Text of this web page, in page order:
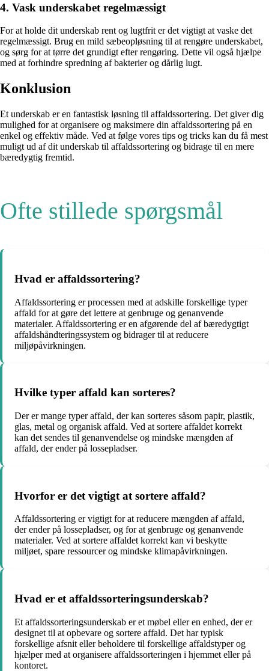
4. Vask underskabet regelmæssigt
For at holde dit underskab rent og lugtfrit er det vigtigt at vaske det
regelmæssigt. Brug en mild sæbeopløsning til at rengøre underskabet,
og sørg for at tørre det grundigt efter rengøring. Dette vil også hjælpe
med at forhindre spredning af bakterier og dårlig lugt.
Konklusion
Et underskab er en fantastisk løsning til affaldssortering. Det giver dig
mulighed for at organisere og maksimere din affaldssortering på en
enkel og effektiv måde. Ved at følge vores tips og tricks kan du få mest
muligt ud af dit underskab til affaldssortering og bidrage til en mere
bæredygtig fremtid.
Ofte stillede spørgsmål
Hvad er affaldssortering?
Affaldssortering er processen med at adskille forskellige typer
affald for at gøre det lettere at genbruge og genanvende
materialer. Affaldssortering er en afgørende del af bæredygtigt
affaldshåndteringssystem og bidrager til at reducere
miljøpåvirkningen.
Hvilke typer affald kan sorteres?
Der er mange typer affald, der kan sorteres såsom papir, plastik,
glas, metal og organisk affald. Ved at sortere affaldet korrekt
kan det sendes til genanvendelse og mindske mængden af
affald, der ender på lossepladser.
Hvorfor er det vigtigt at sortere affald?
Affaldssortering er vigtigt for at reducere mængden af affald,
der ender på lossepladser, og for at genbruge og genanvende
materialer. Ved at sortere affaldet korrekt kan vi beskytte
miljøet, spare ressourcer og mindske klimapåvirkningen.
Hvad er et affaldssorteringsunderskab?
Et affaldssorteringsunderskab er et møbel eller en enhed, der er
designet til at opbevare og sortere affald. Det har typisk
forskellige afsnit eller beholdere til forskellige affaldstyper og
hjælper med at organisere affaldssorteringen i hjemmet eller på
kontoret.